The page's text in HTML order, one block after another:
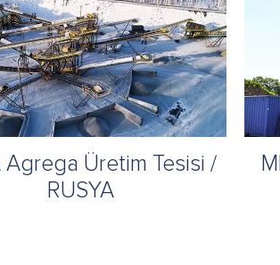
Agrega Üretim Tesisi /
RUSYA